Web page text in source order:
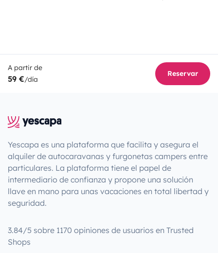
A partir de
59 €/día
Reservar
Yescapa es una plataforma que facilita y asegura el
alquiler de autocaravanas y furgonetas campers entre
particulares. La plataforma tiene el papel de
intermediario de confianza y propone una solución
llave en mano para unas vacaciones en total libertad y
seguridad.
3.84/5 sobre 1170 opiniones de usuarios en Trusted
Shops